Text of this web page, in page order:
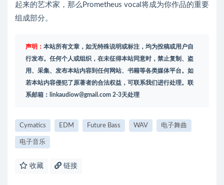
起来的艺术家，那么Prometheus vocal将成为你作品的重要
组成部分。
声明： 本站所有文章，如无特殊说明或标注，均为投稿或用户自
行发布。任何个人或组织，在未征得本站同意时，禁止复制、盗
用、采集、发布本站内容到任何网站、书籍等各类媒体平台。如
若本站内容侵犯了原著者的合法权益，可联系我们进行处理。联
系邮箱： linkaudiow@gmail.com 2-3天处理
Cymatics EDM Future Bass WAV 电子舞曲
电子音乐
收藏 链接